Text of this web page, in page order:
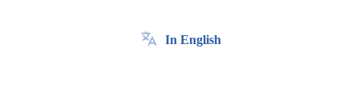
In English